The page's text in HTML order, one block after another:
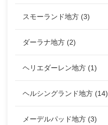
スモーランド地方 (3)
ダーラナ地方 (2)
ヘリエダーレン地方 (1)
ヘルシングランド地方 (14)
メーデルパッド地方 (3)